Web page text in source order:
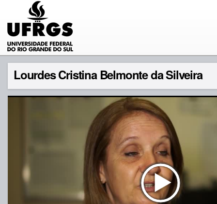
Lourdes Cristina Belmonte da Silveira